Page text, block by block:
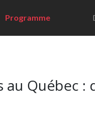
Programme
Québec :